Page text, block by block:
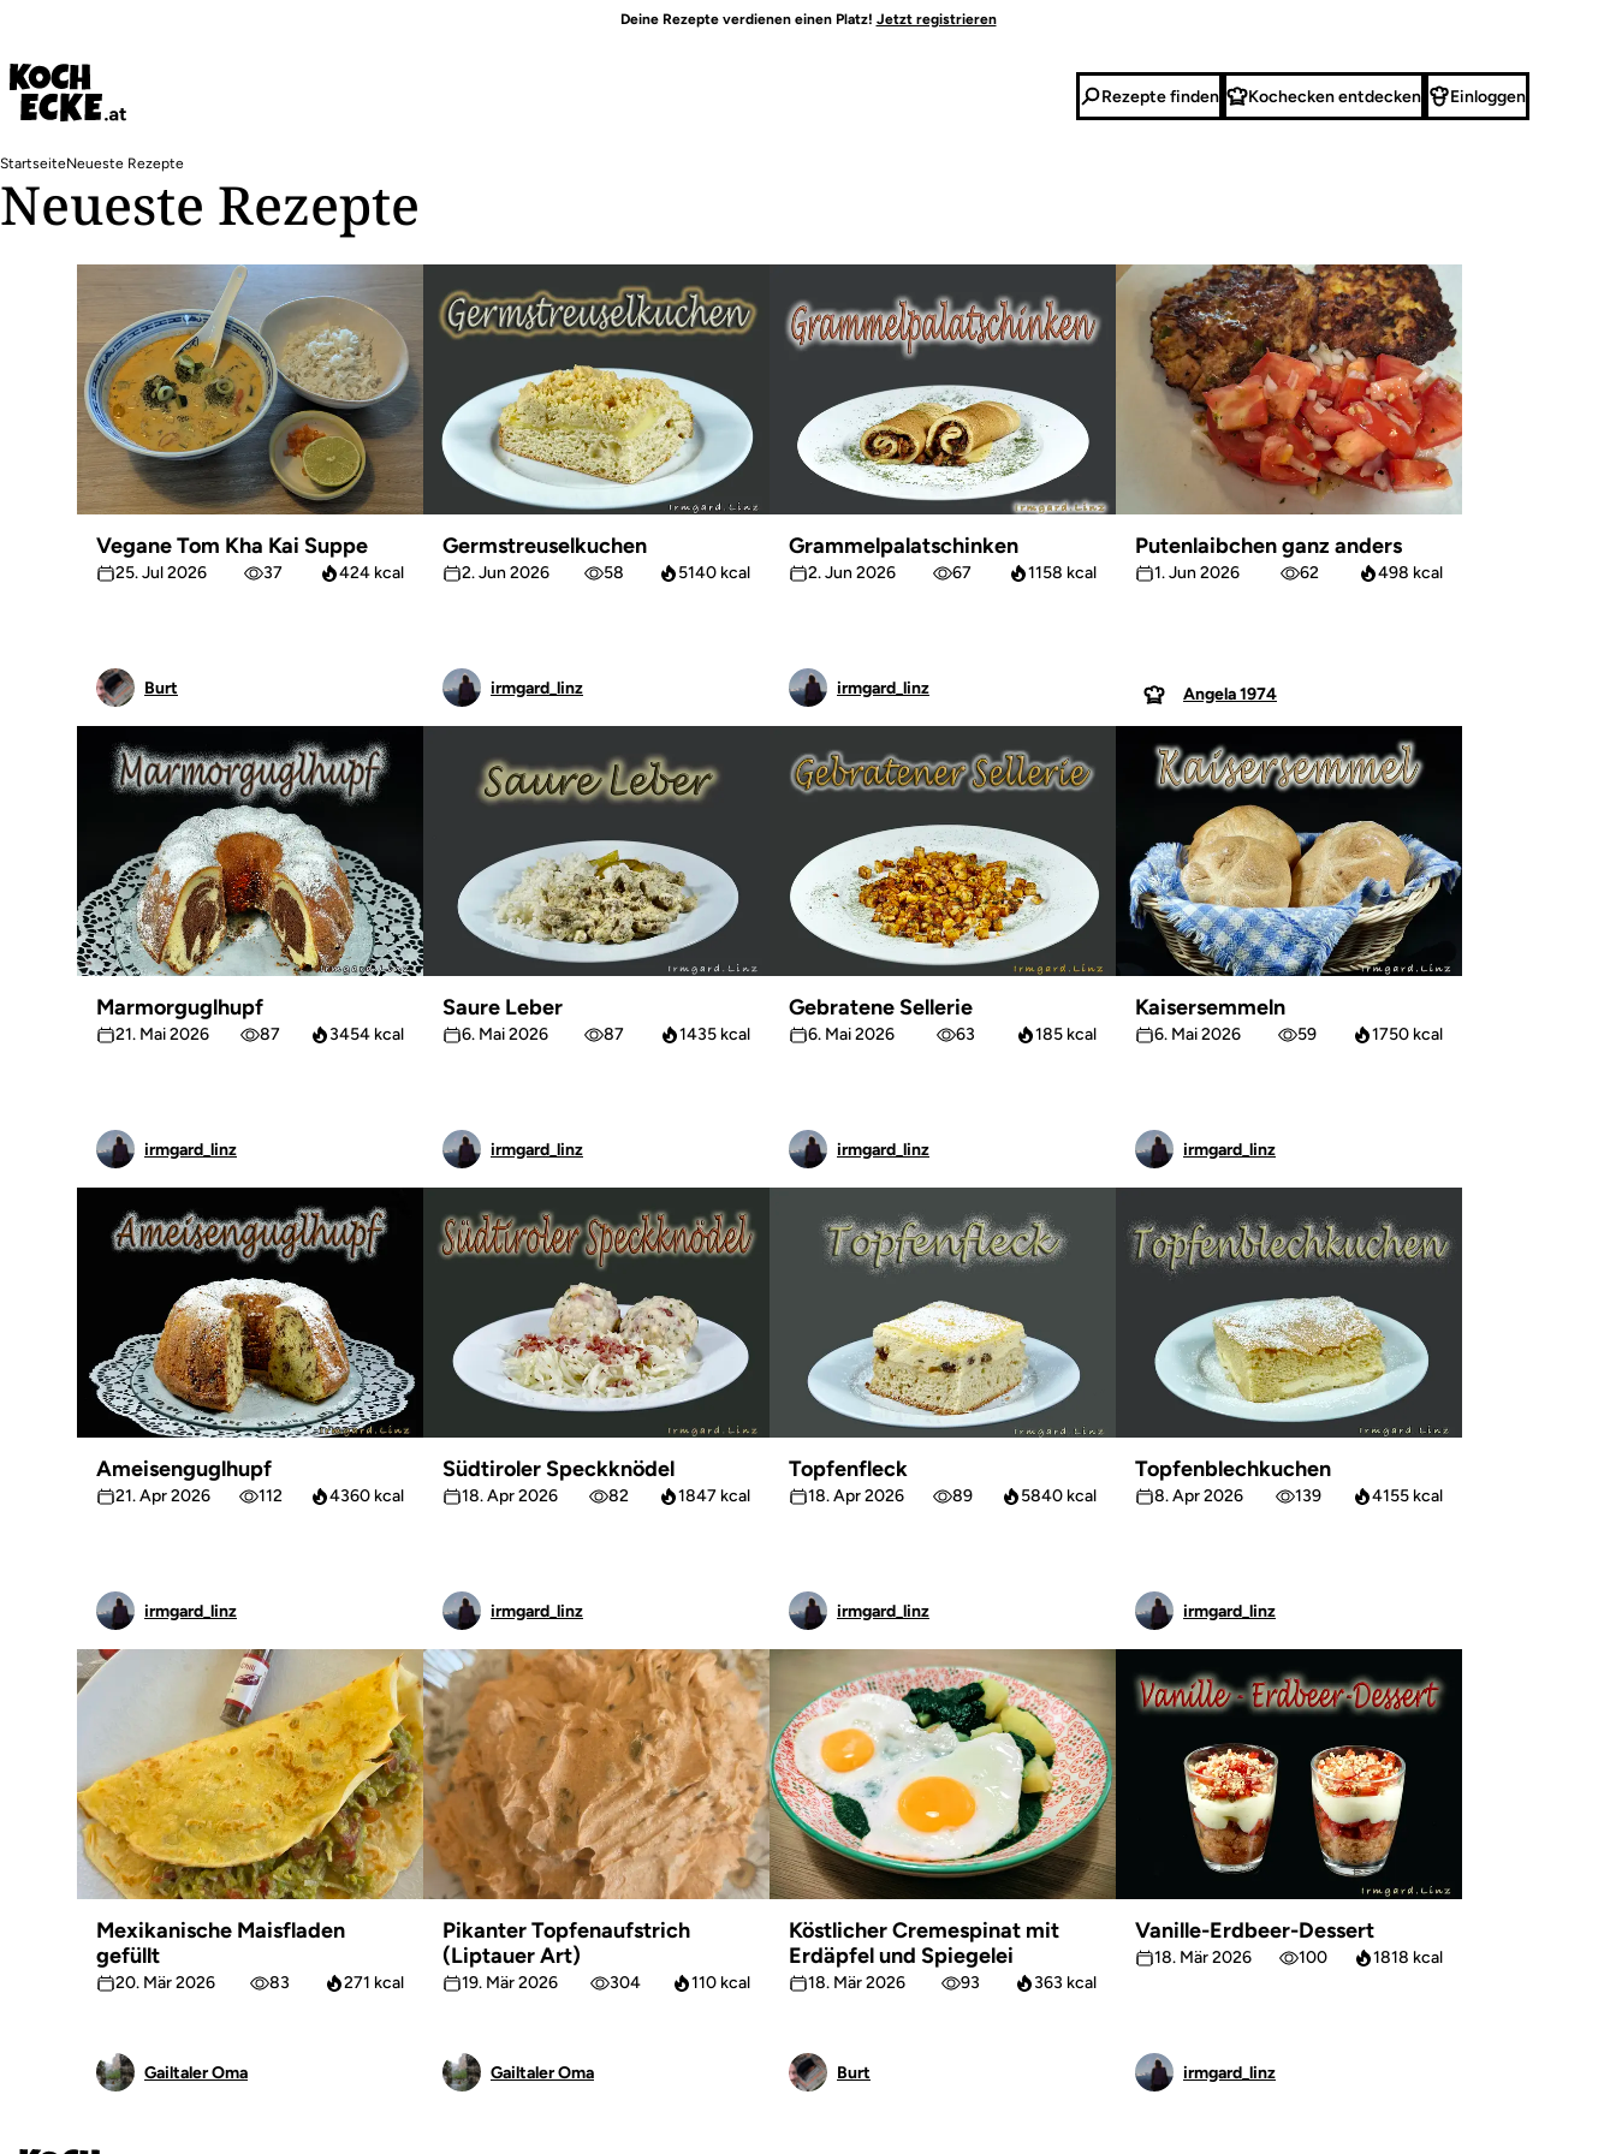
Inhalt
Deine Rezepte verdienen einen Platz! Jetzt registrieren
Rezepte finden Kochecken entdecken Einloggen
Pfadnavigation
StartseiteNeueste Rezepte
Neueste Rezepte
Vegane Tom Kha Kai Suppe
25. Jul 2026 37 424 kcal
Burt
Germstreuselkuchen
2. Jun 2026 58 5140 kcal
irmgard_linz
Grammelpalatschinken
2. Jun 2026 67 1158 kcal
irmgard_linz
Putenlaibchen ganz anders
1. Jun 2026 62 498 kcal
Angela 1974
Marmorguglhupf
21. Mai 2026 87 3454 kcal
irmgard_linz
Saure Leber
6. Mai 2026 87 1435 kcal
irmgard_linz
Gebratene Sellerie
6. Mai 2026 63 185 kcal
irmgard_linz
Kaisersemmeln
6. Mai 2026 59 1750 kcal
irmgard_linz
Ameisenguglhupf
21. Apr 2026 112 4360 kcal
irmgard_linz
Südtiroler Speckknödel
18. Apr 2026 82 1847 kcal
irmgard_linz
Topfenfleck
18. Apr 2026 89 5840 kcal
irmgard_linz
Topfenblechkuchen
8. Apr 2026 139 4155 kcal
irmgard_linz
Mexikanische Maisfladen
gefüllt
20. Mär 2026 83 271 kcal
Gailtaler Oma
Pikanter Topfenaufstrich
(Liptauer Art)
19. Mär 2026 304 110 kcal
Gailtaler Oma
Köstlicher Cremespinat mit
Erdäpfel und Spiegelei
18. Mär 2026 93 363 kcal
Burt
Vanille-Erdbeer-Dessert
18. Mär 2026 100 1818 kcal
irmgard_linz